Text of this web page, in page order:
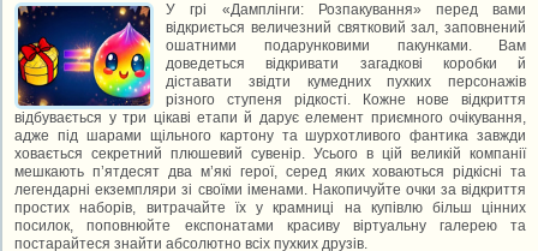
У грі «Дамплінги: Розпакування» перед вами
відкриється величезний святковий зал, заповнений
ошатними подарунковими пакунками. Вам
доведеться відкривати загадкові коробки й
діставати звідти кумедних пухких персонажів
різного ступеня рідкості. Кожне нове відкриття
відбувається у три цікаві етапи й дарує елемент приємного очікування,
адже під шарами щільного картону та шурхотливого фантика завжди
ховається секретний плюшевий сувенір. Усього в цій великій компанії
мешкають п’ятдесят два м’які герої, серед яких ховаються рідкісні та
легендарні екземпляри зі своїми іменами. Накопичуйте очки за відкриття
простих наборів, витрачайте їх у крамниці на купівлю більш цінних
посилок, поповнюйте експонатами красиву віртуальну галерею та
постарайтеся знайти абсолютно всіх пухких друзів.